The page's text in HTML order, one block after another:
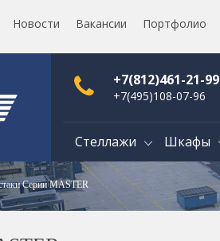
Новости Вакансии Портфолио
+7(812)461-21-99
+7(495)108-07-96
Стеллажи Шкафы
Серии MASTER